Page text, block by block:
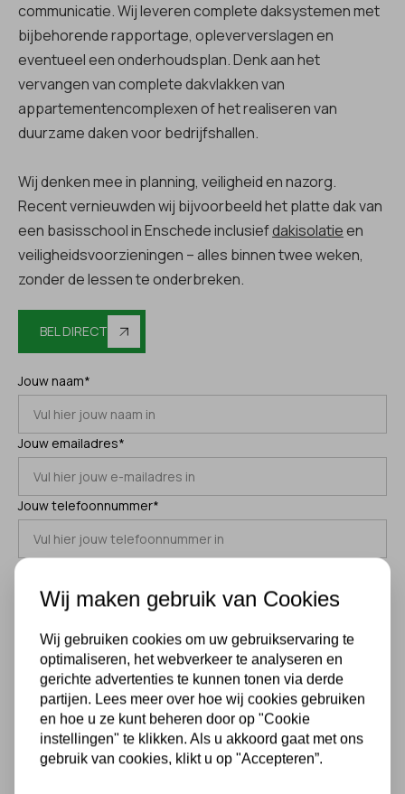
communicatie. Wij leveren complete daksystemen met
bijbehorende rapportage, opleververslagen en
eventueel een onderhoudsplan. Denk aan het
vervangen van complete dakvlakken van
appartementencomplexen of het realiseren van
duurzame daken voor bedrijfshallen.
Wij denken mee in planning, veiligheid en nazorg.
Recent vernieuwden wij bijvoorbeeld het platte dak van
een basisschool in Enschede inclusiefdakisolatieen
veiligheidsvoorzieningen – alles binnen twee weken,
zonder de lessen te onderbreken.
BEL DIRECT
Jouw naam*
Jouw emailadres*
Jouw telefoonnummer*
Jouw adres*
Jouw postcode*
Jouw bericht*
Wij maken gebruik van Cookies
Wij gebruiken cookies om uw gebruikservaring te
optimaliseren, het webverkeer te analyseren en
gerichte advertenties te kunnen tonen via derde
partijen. Lees meer over hoe wij cookies gebruiken
en hoe u ze kunt beheren door op "Cookie
instellingen" te klikken. Als u akkoord gaat met ons
gebruik van cookies, klikt u op "Accepteren”.